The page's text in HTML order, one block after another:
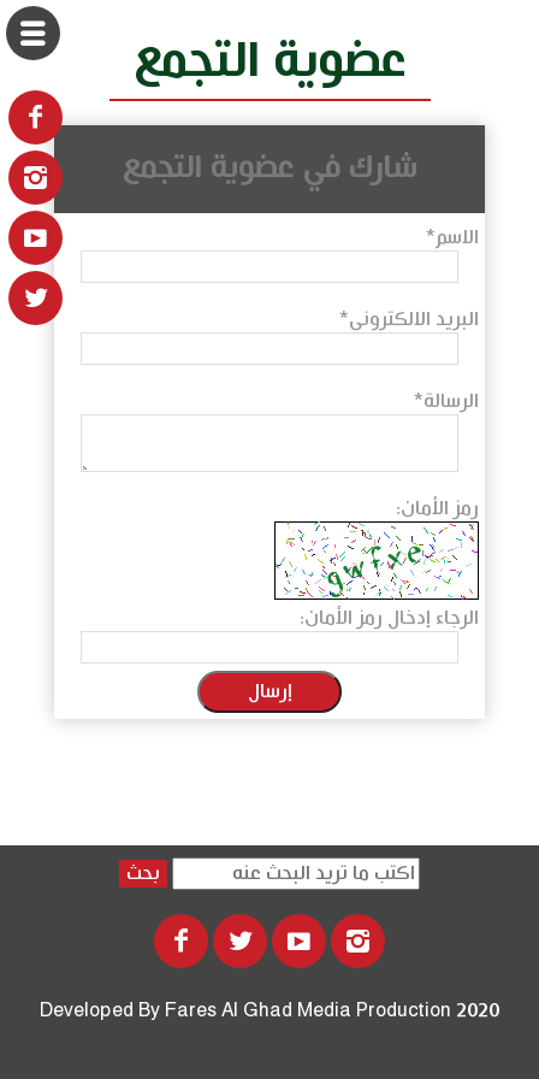
عضوية التجمع
شارك في عضوية التجمع
الاسم*
البريد الالكتروني*
الرسالة*
رمز الأمان:
الرجاء إدخال رمز الأمان:
إرسال
بحث
Developed By Fares Al Ghad Media Production 2020